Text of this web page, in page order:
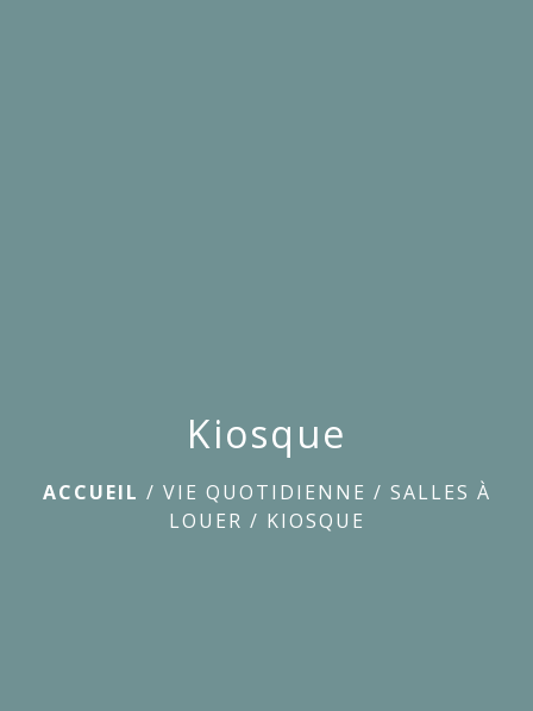
Kiosque
ACCUEIL / VIE QUOTIDIENNE / SALLES À
LOUER / KIOSQUE